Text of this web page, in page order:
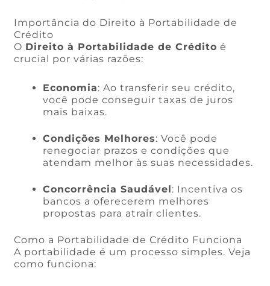
Importância do Direito à Portabilidade de
Crédito
O Direito à Portabilidade de Crédito é
crucial por várias razões:
Economia: Ao transferir seu crédito,
você pode conseguir taxas de juros
mais baixas.
Condições Melhores: Você pode
renegociar prazos e condições que
atendam melhor às suas necessidades.
Concorrência Saudável: Incentiva os
bancos a oferecerem melhores
propostas para atrair clientes.
Como a Portabilidade de Crédito Funciona
A portabilidade é um processo simples. Veja
como funciona: